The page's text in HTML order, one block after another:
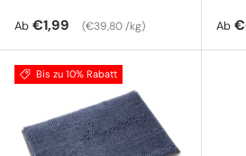
Normaler Preis
Ab €1,99 Grundpreis
€39,80 /kg Ab
Bis zu 10% Rabatt